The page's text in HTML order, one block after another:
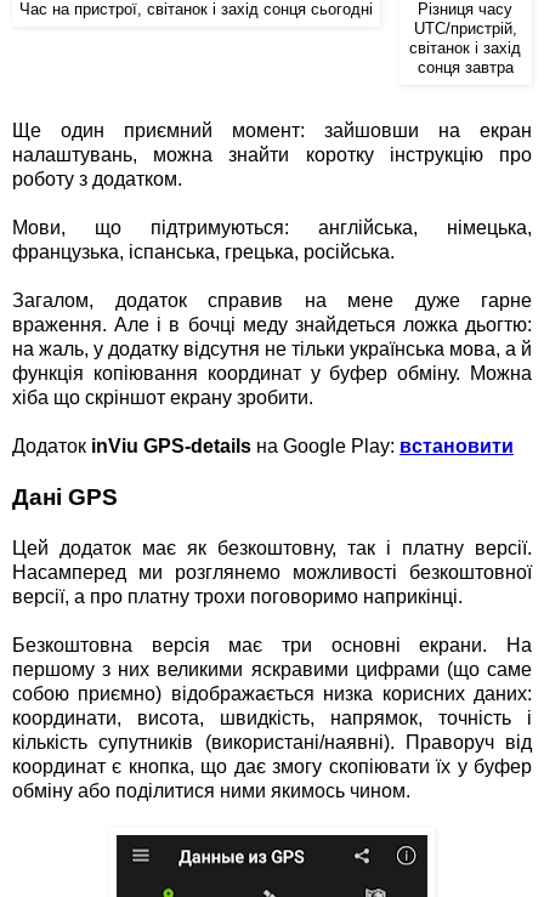
Час на пристрої, світанок і захід сонця сьогодні
Різниця часу
UTC/пристрій,
світанок і захід
сонця завтра
Ще один приємний момент: зайшовши на екран
налаштувань, можна знайти коротку інструкцію про
роботу з додатком.
Мови, що підтримуються: англійська, німецька,
французька, іспанська, грецька, російська.
Загалом, додаток справив на мене дуже гарне
враження. Але і в бочці меду знайдеться ложка дьогтю:
на жаль, у додатку відсутня не тільки українська мова, а й
функція копіювання координат у буфер обміну. Можна
хіба що скріншот екрану зробити.
Додаток inViu GPS-details на Google Play: встановити
Дані GPS
Цей додаток має як безкоштовну, так і платну версії.
Насамперед ми розглянемо можливості безкоштовної
версії, а про платну трохи поговоримо наприкінці.
Безкоштовна версія має три основні екрани. На
першому з них великими яскравими цифрами (що саме
собою приємно) відображається низка корисних даних:
координати, висота, швидкість, напрямок, точність і
кількість супутників (використані/наявні). Праворуч від
координат є кнопка, що дає змогу скопіювати їх у буфер
обміну або поділитися ними якимось чином.